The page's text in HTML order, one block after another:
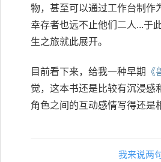
物，甚至可以通过工作台制作
幸存者也远不止他们二人...于
生之旅就此展开。
目前看下来，给我一种早期 《
觉，这本书还是比较有沉浸感
角色之间的互动感情写得还是
我来说两